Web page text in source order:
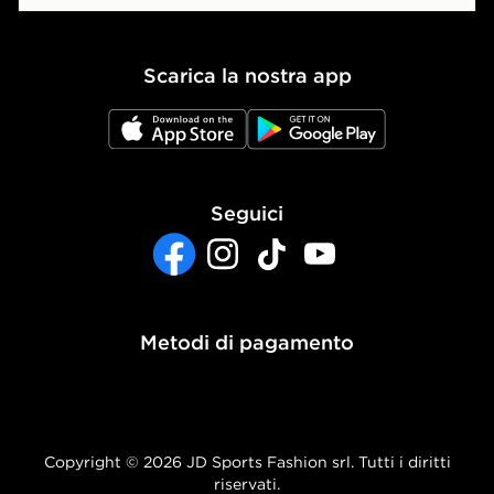
Impostazioni Cookie
Accessibilità
Scarica la nostra app
JD App Store JD Google Play
Seguici
Metodi di pagamento
Copyright © 2026 JD Sports Fashion srl. Tutti i diritti
riservati.